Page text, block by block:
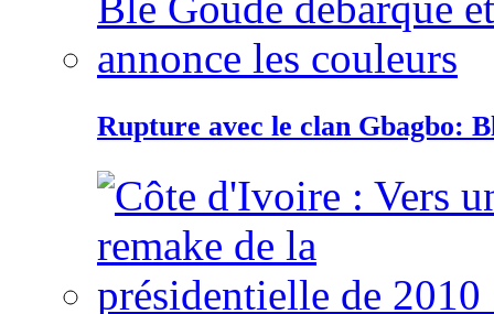
Rupture avec le clan Gbagbo: